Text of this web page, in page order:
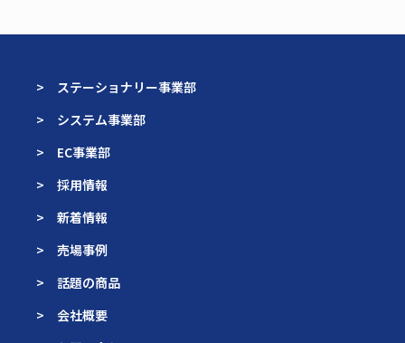
> ステーショナリー事業部
> システム事業部
> EC事業部
> 採用情報
> 新着情報
> 売場事例
> 話題の商品
> 会社概要